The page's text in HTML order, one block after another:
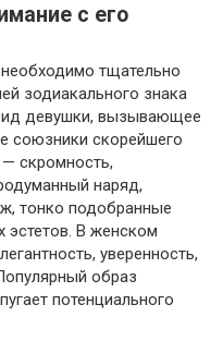
с его
тщательно
зодиакального знака
девушки, вызывающее
союзники скорейшего
скромность,
наряд,
тонко подобранные
эстетов. В женском
уверенность,
образ
потенциального